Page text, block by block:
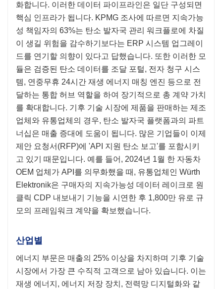
화합니다. 이러한 데이터 파이프라인은 일단 구성되면
핵심 인프라가 됩니다. KPMG 조사에 따르면 지속가능
성 책임자의 63%는 탄소 발자국 관리 워크플로에 차질
이 생길 위험을 감수하기보다는 ERP 시스템 업그레이
드를 연기할 의향이 있다고 답했습니다. 또한 이러한 모
듈은 검증된 탄소 데이터를 조달 포털, 전자 청구 시스
템, 연중무휴 24시간 재생 에너지 매칭 엔진 등으로 전
달하는 통합 허브 역할을 하여 장기적으로 총 계약 가치
를 확대합니다. 기후 기술 시장에 제품을 판매하는 제조
업체와 유통업체의 경우, 탄소 발자국 플랫폼과의 파트
너십은 매출 증대에 도움이 됩니다. 많은 기업들이 이제
제안 요청서(RFP)에 'API 지원 탄소 보고'를 포함시키
고 있기 때문입니다. 예를 들어, 2024년 1월 한 자동차
OEM 업체가 API를 의무화했을 때, 유통업체인 Würth
Elektronik은 구매자의 지속가능성 데이터 레이크로 원
클릭 CDP 내보내기 기능을 시연한 후 1,800만 유로 규
모의 프레임워크 계약을 확보했습니다.
산업별
에너지 부문은 매출의 25% 이상을 차지하며 기후 기술
시장에서 가장 큰 수직적 고객으로 남아 있습니다. 이는
재생 에너지, 에너지 저장 장치, 전력망 디지털화와 같